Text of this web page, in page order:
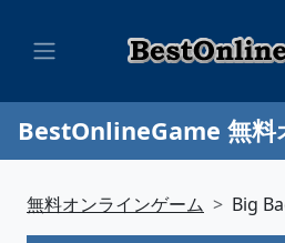
BestOnlineGame 無料
無料オンラインゲーム Big